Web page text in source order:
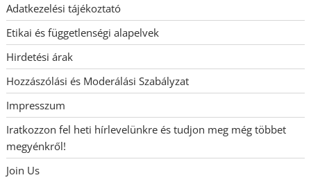
Adatkezelési tájékoztató
Etikai és függetlenségi alapelvek
Hirdetési árak
Hozzászólási és Moderálási Szabályzat
Impresszum
Iratkozzon fel heti hírlevelünkre és tudjon meg még többet
megyénkről!
Join Us